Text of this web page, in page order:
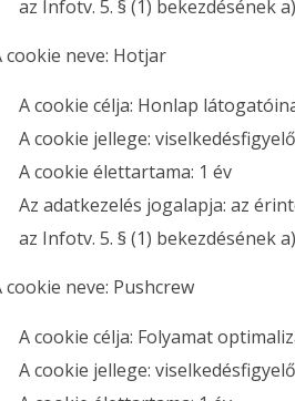
az Infotv. 5. § (1) bekezdésének
cookie neve: Hotjar
A cookie célja: Honlap
A cookie jellege: viselkedésfigyelő
A cookie élettartama: 1 év
Az adatkezelés jogalapja: az
az Infotv. 5. § (1) bekezdésének
cookie neve: Pushcrew
A cookie célja: Folyamat
A cookie jellege: viselkedésfigyelő